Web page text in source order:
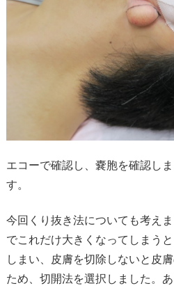
エコーで確認し、嚢胞を確認し
す。
今回くり抜き法についても考え
でこれだけ大きくなってしまう
しまい、皮膚を切除しないと皮
ため、切開法を選択しました。